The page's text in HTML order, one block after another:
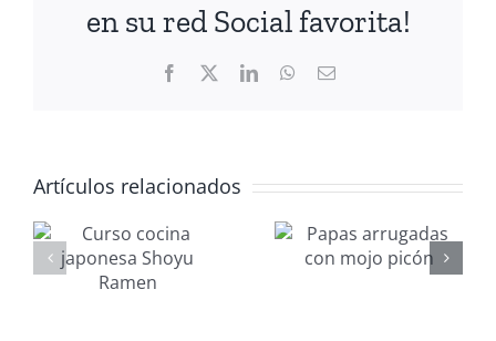
en su red Social favorita!
Facebook LinkedInWhatsApp
Correo
Artículos relacionados
Papas
arrugadas
con mojo